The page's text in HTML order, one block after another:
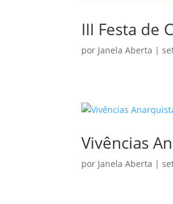
III Festa de
por Janela Aberta |
Vivências
por Janela Aberta |